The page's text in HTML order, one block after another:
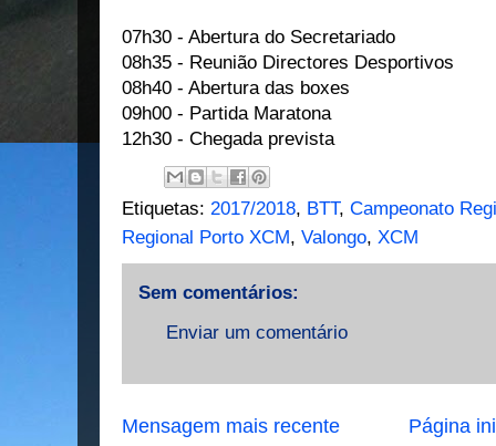
07h30 - Abertura do Secretariado
08h35 - Reunião Directores Desportivos
08h40 - Abertura das boxes
09h00 - Partida Maratona
12h30 - Chegada prevista
Etiquetas: 2017/2018, BTT, Campeonato
Regional Porto XCM, Valongo, XCM
Sem comentários:
Enviar um comentário
Mensagem mais recente Página